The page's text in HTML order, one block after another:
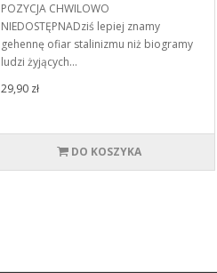
POZYCJA CHWILOWO
NIEDOSTĘPNADziś lepiej znamy
gehennę ofiar stalinizmu niż biogramy
ludzi żyjących…
29,90 zł
DO KOSZYKA